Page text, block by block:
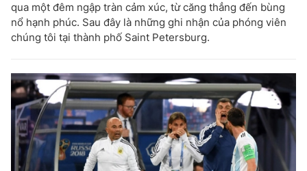
qua một đêm ngập tràn cảm xúc, từ căng thẳng đến bùng
nổ hạnh phúc. Sau đây là những ghi nhận của phóng viên
chúng tôi tại thành phố Saint Petersburg.